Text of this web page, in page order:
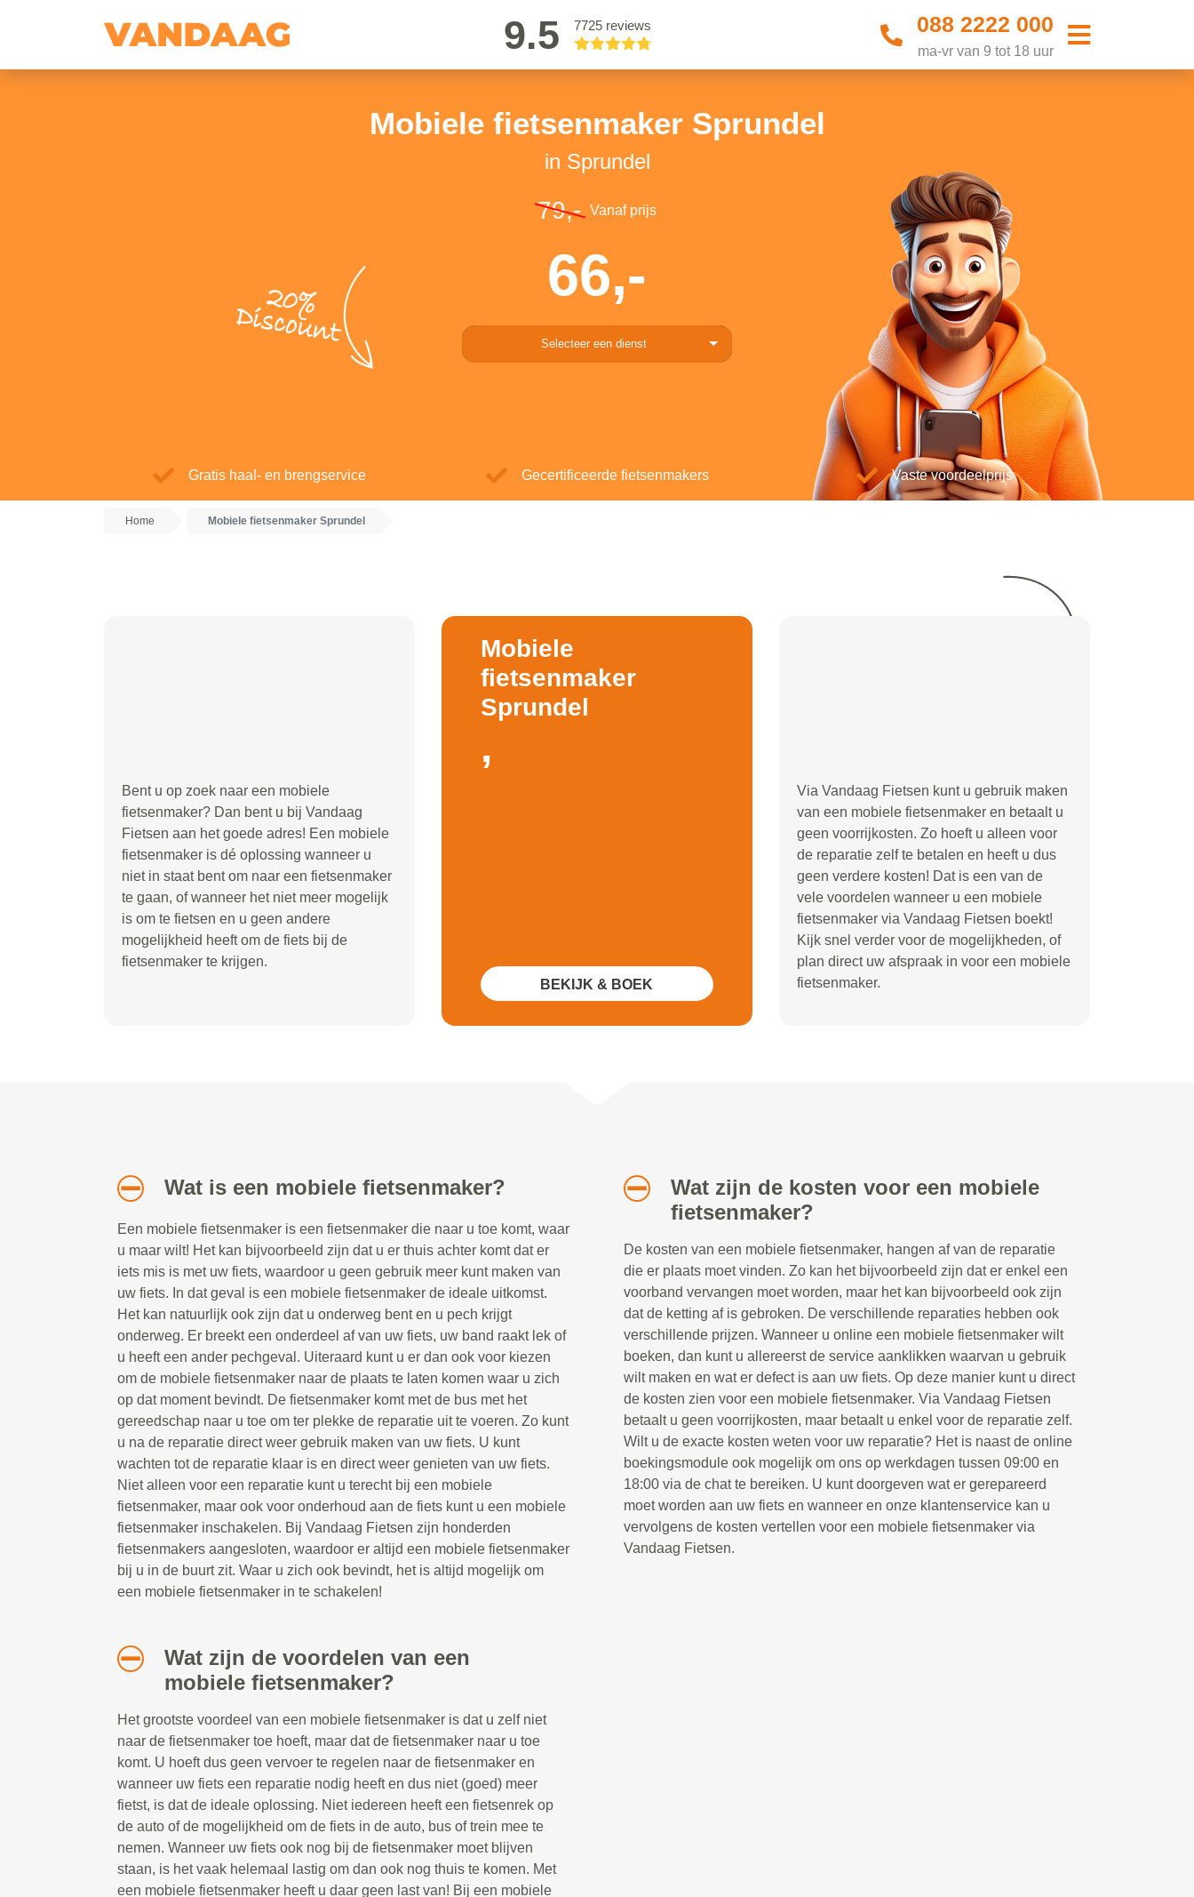
9.5 7725 reviews 088 2222 000
ma-vr van 9 tot 18 uur
Mobiele fietsenmaker Sprundel
in Sprundel
20%
Discount
79,- Vanaf prijs
66,-
Selecteer een dienst
Gratis haal- en brengservice Gecertificeerde fietsenmakers Vaste voordeelprijs
Home Mobiele fietsenmaker Sprundel
Bent u op zoek naar een mobiele
fietsenmaker? Dan bent u bij Vandaag
Fietsen aan het goede adres! Een mobiele
fietsenmaker is dé oplossing wanneer u
niet in staat bent om naar een fietsenmaker
te gaan, of wanneer het niet meer mogelijk
is om te fietsen en u geen andere
mogelijkheid heeft om de fiets bij de
fietsenmaker te krijgen.
Mobiele
fietsenmaker
Sprundel
,
BEKIJK & BOEK
Via Vandaag Fietsen kunt u gebruik maken
van een mobiele fietsenmaker en betaalt u
geen voorrijkosten. Zo hoeft u alleen voor
de reparatie zelf te betalen en heeft u dus
geen verdere kosten! Dat is een van de
vele voordelen wanneer u een mobiele
fietsenmaker via Vandaag Fietsen boekt!
Kijk snel verder voor de mogelijkheden, of
plan direct uw afspraak in voor een mobiele
fietsenmaker.
Wat is een mobiele fietsenmaker?
Een mobiele fietsenmaker is een fietsenmaker die naar u toe komt, waar
u maar wilt! Het kan bijvoorbeeld zijn dat u er thuis achter komt dat er
iets mis is met uw fiets, waardoor u geen gebruik meer kunt maken van
uw fiets. In dat geval is een mobiele fietsenmaker de ideale uitkomst.
Het kan natuurlijk ook zijn dat u onderweg bent en u pech krijgt
onderweg. Er breekt een onderdeel af van uw fiets, uw band raakt lek of
u heeft een ander pechgeval. Uiteraard kunt u er dan ook voor kiezen
om de mobiele fietsenmaker naar de plaats te laten komen waar u zich
op dat moment bevindt. De fietsenmaker komt met de bus met het
gereedschap naar u toe om ter plekke de reparatie uit te voeren. Zo kunt
u na de reparatie direct weer gebruik maken van uw fiets. U kunt
wachten tot de reparatie klaar is en direct weer genieten van uw fiets.
Niet alleen voor een reparatie kunt u terecht bij een mobiele
fietsenmaker, maar ook voor onderhoud aan de fiets kunt u een mobiele
fietsenmaker inschakelen. Bij Vandaag Fietsen zijn honderden
fietsenmakers aangesloten, waardoor er altijd een mobiele fietsenmaker
bij u in de buurt zit. Waar u zich ook bevindt, het is altijd mogelijk om
een mobiele fietsenmaker in te schakelen!
Wat zijn de voordelen van een
mobiele fietsenmaker?
Het grootste voordeel van een mobiele fietsenmaker is dat u zelf niet
naar de fietsenmaker toe hoeft, maar dat de fietsenmaker naar u toe
komt. U hoeft dus geen vervoer te regelen naar de fietsenmaker en
wanneer uw fiets een reparatie nodig heeft en dus niet (goed) meer
fietst, is dat de ideale oplossing. Niet iedereen heeft een fietsenrek op
de auto of de mogelijkheid om de fiets in de auto, bus of trein mee te
nemen. Wanneer uw fiets ook nog bij de fietsenmaker moet blijven
staan, is het vaak helemaal lastig om dan ook nog thuis te komen. Met
een mobiele fietsenmaker heeft u daar geen last van! Bij een mobiele
Wat zijn de kosten voor een mobiele
fietsenmaker?
De kosten van een mobiele fietsenmaker, hangen af van de reparatie
die er plaats moet vinden. Zo kan het bijvoorbeeld zijn dat er enkel een
voorband vervangen moet worden, maar het kan bijvoorbeeld ook zijn
dat de ketting af is gebroken. De verschillende reparaties hebben ook
verschillende prijzen. Wanneer u online een mobiele fietsenmaker wilt
boeken, dan kunt u allereerst de service aanklikken waarvan u gebruik
wilt maken en wat er defect is aan uw fiets. Op deze manier kunt u direct
de kosten zien voor een mobiele fietsenmaker. Via Vandaag Fietsen
betaalt u geen voorrijkosten, maar betaalt u enkel voor de reparatie zelf.
Wilt u de exacte kosten weten voor uw reparatie? Het is naast de online
boekingsmodule ook mogelijk om ons op werkdagen tussen 09:00 en
18:00 via de chat te bereiken. U kunt doorgeven wat er gerepareerd
moet worden aan uw fiets en wanneer en onze klantenservice kan u
vervolgens de kosten vertellen voor een mobiele fietsenmaker via
Vandaag Fietsen.